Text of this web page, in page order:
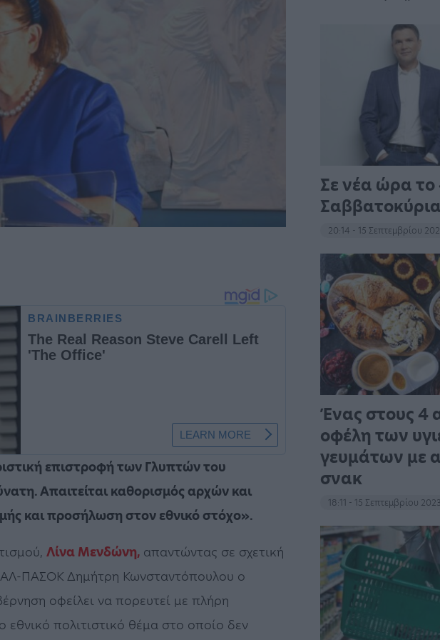
επιστροφή των Γλυπτών του
Απαιτείται καθορισμός αρχών και
και προσήλωση στον εθνικό στόχο».
Λίνα Μενδώνη, απαντώντας σε σχετική
ΠΑΣΟΚ Δημήτρη Κωνσταντόπουλου ο
οφείλει να πορευτεί με πλήρη
εθνικό πολιτιστικό θέμα στο οποίο δεν
Σε νέα ώρα
20:14 - 15 Σεπτεμβρίου
Ένας στους 4
οφέλη των
γευμάτων με
σνακ
18:11 - 15 Σεπτεμβρίου 2023